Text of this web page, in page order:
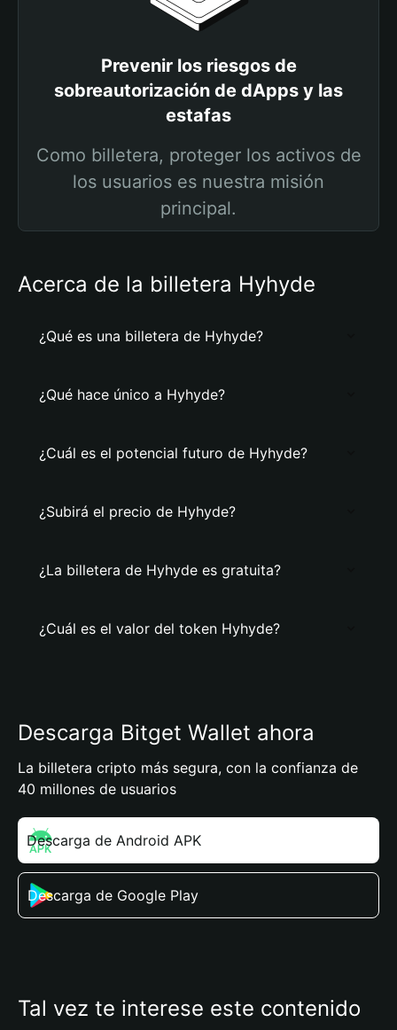
Prevenir los riesgos de
sobreautorización de dApps y las
estafas
Como billetera, proteger los activos de
los usuarios es nuestra misión
principal.
Acerca de la billetera Hyhyde
¿Qué es una billetera de Hyhyde?
¿Qué hace único a Hyhyde?
¿Cuál es el potencial futuro de Hyhyde?
¿Subirá el precio de Hyhyde?
¿La billetera de Hyhyde es gratuita?
¿Cuál es el valor del token Hyhyde?
Descarga Bitget Wallet ahora
La billetera cripto más segura, con la confianza de
40 millones de usuarios
Descarga de Android APK
Descarga de Google Play
Tal vez te interese este contenido